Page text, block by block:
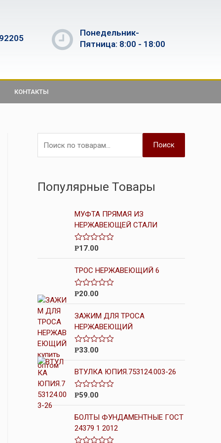
Понедельник-
Пятница: 8:00 - 18:00
КОНТАКТЫ
Поиск
Популярные Товары
МУФТА ПРЯМАЯ ИЗ
НЕРЖАВЕЮЩЕЙ СТАЛИ
О
н
а
0
5
Р17.00
ТРОС НЕРЖАВЕЮЩИЙ 6
О
н
к
а
0
з
5
Р20.00
ЗАЖИМ ДЛЯ ТРОСА
НЕРЖАВЕЮЩИЙ
О
н
к
а
0
5
Р33.00
ВТУЛКА ЮПИЯ.753124.003-26
О
н
к
а
0
Р59.00
БОЛТЫ ФУНДАМЕНТНЫЕ ГОСТ
24379 1 2012